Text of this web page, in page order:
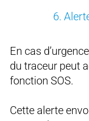
6.
En cas
du traceur peut
fonction SOS.
Cette alerte